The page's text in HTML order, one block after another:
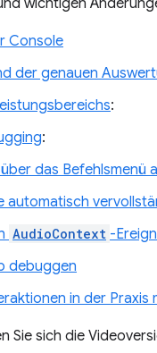
wichtigen
Console
der genauen
:
:
das Befehlsmenü
automatisch
AudioContext -
debuggen
in der Praxis
Sie sich die